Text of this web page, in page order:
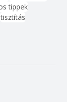
tippek
tisztítás